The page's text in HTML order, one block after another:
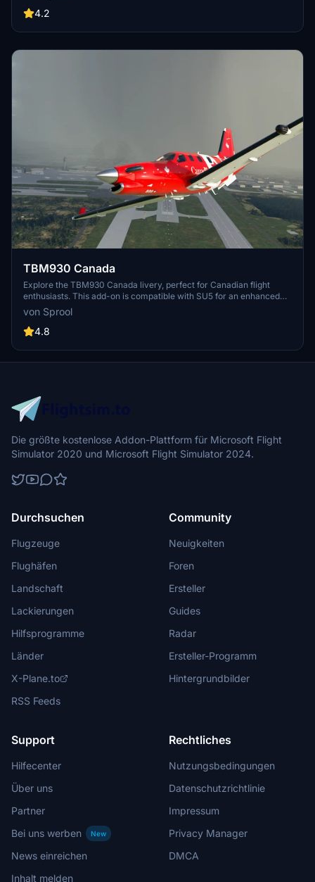
4.2
TBM930 Canada
Explore the TBM930 Canada livery, perfect for Canadian flight
enthusiasts. This add-on is compatible with SU5 for an enhanced
experience.
von Sprool
4.8
Die größte kostenlose Addon-Plattform für Microsoft Flight
Simulator 2020 und Microsoft Flight Simulator 2024.
Durchsuchen
Flugzeuge
Flughäfen
Landschaft
Lackierungen
Hilfsprogramme
Länder
X-Plane.to
RSS Feeds
Community
Neuigkeiten
Foren
Ersteller
Guides
Radar
Ersteller-Programm
Hintergrundbilder
Support
Hilfecenter
Über uns
Partner
Bei uns werben
New
News einreichen
Inhalt melden
Rechtliches
Nutzungsbedingungen
Datenschutzrichtlinie
Impressum
Privacy Manager
DMCA